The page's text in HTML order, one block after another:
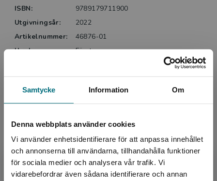
Samtycke Information Om
Denna webbplats använder cookies
Vi använder enhetsidentifierare för att anpassa innehållet
och annonserna till användarna, tillhandahålla funktioner
för sociala medier och analysera vår trafik. Vi
vidarebefordrar även sådana identifierare och annan
Begränsad fraktregion
ISBN:
9789179711900
Utgivningsår:
2022
Artikelnummer:
46876-01
Upplaga:
Första
Köp- och leveransvillkor
Upphovspersoner